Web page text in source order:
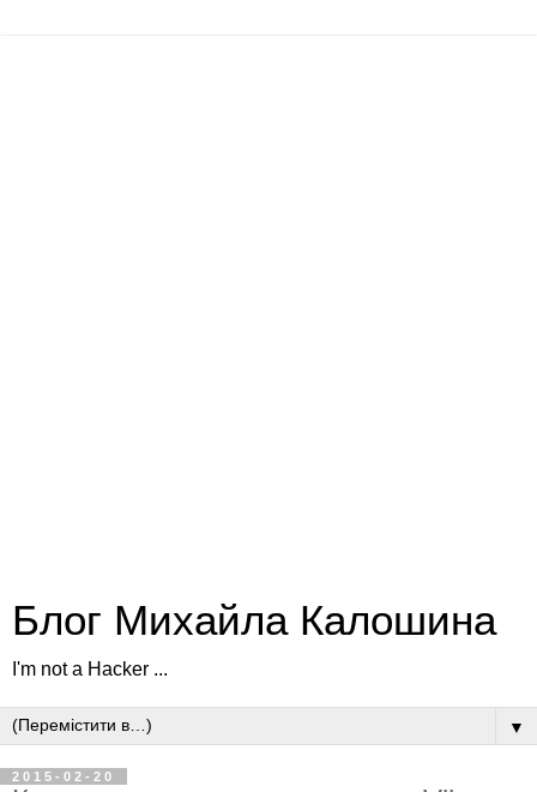
Блог Михайла Калошина
I'm not a Hacker ...
▼
2015-02-20